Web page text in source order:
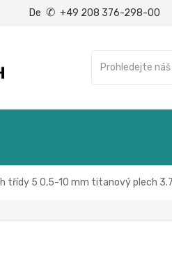
De ✆ +49 208 376-298-00
třídy 5 0,5-10 mm titanový plech